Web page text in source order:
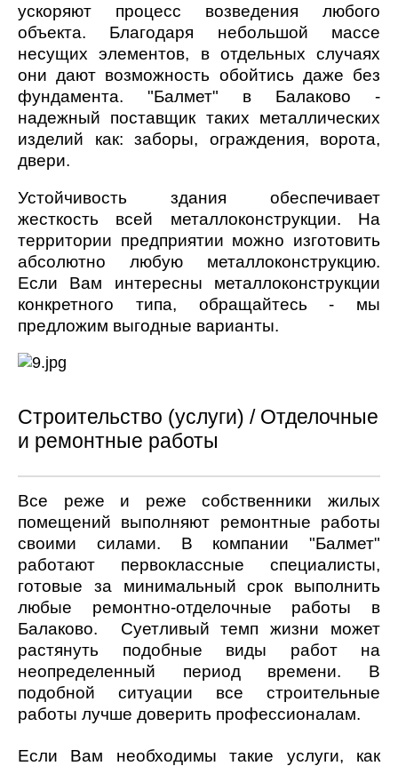
ускоряют процесс возведения любого
объекта. Благодаря небольшой массе
несущих элементов, в отдельных случаях
они дают возможность обойтись даже без
фундамента. "Балмет" в Балаково -
надежный поставщик таких металлических
изделий как: заборы, ограждения, ворота,
двери.
Устойчивость здания обеспечивает
жесткость всей металлоконструкции. На
территории предприятии можно изготовить
абсолютно любую металлоконструкцию.
Если Вам интересны металлоконструкции
конкретного типа, обращайтесь - мы
предложим выгодные варианты.
Строительство (услуги) / Отделочные
и ремонтные работы
Все реже и реже собственники жилых
помещений выполняют ремонтные работы
своими силами. В компании "Балмет"
работают первоклассные специалисты,
готовые за минимальный срок выполнить
любые ремонтно-отделочные работы в
Балаково. Суетливый темп жизни может
растянуть подобные виды работ на
неопределенный период времени. В
подобной ситуации все строительные
работы лучше доверить профессионалам.
Если Вам необходимы такие услуги, как